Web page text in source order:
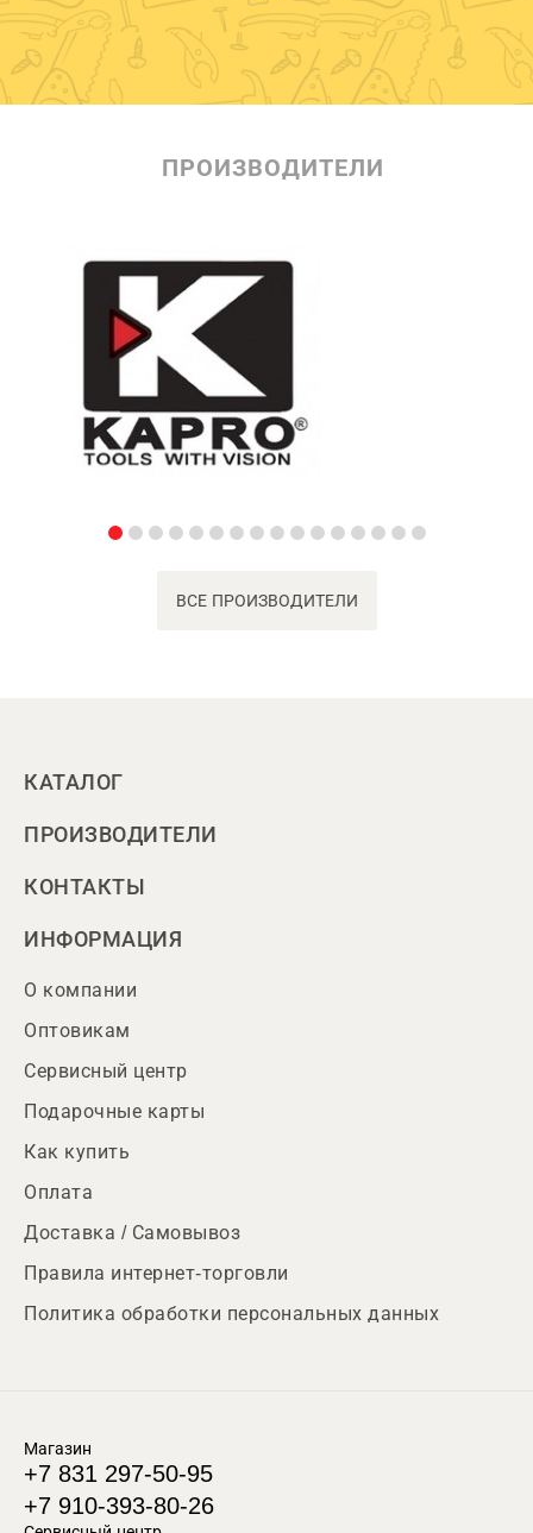
ПРОИЗВОДИТЕЛИ
ВСЕ ПРОИЗВОДИТЕЛИ
КАТАЛОГ
ПРОИЗВОДИТЕЛИ
КОНТАКТЫ
ИНФОРМАЦИЯ
О компании
Оптовикам
Сервисный центр
Подарочные карты
Как купить
Оплата
Доставка / Самовывоз
Правила интернет-торговли
Политика обработки персональных данных
Магазин
+7 831 297-50-95
+7 910-393-80-26